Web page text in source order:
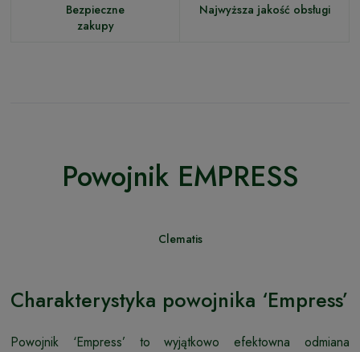
Bezpieczne
zakupy
Najwyższa jakość obsługi
Powojnik EMPRESS
Clematis
Charakterystyka powojnika ‘Empress’
Powojnik ‘Empress’ to wyjątkowo efektowna odmiana